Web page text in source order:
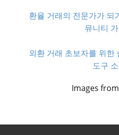
환율 거래의 전문가가 되
뮤니티
외환 거래 초보자를 위한
도구
Images from